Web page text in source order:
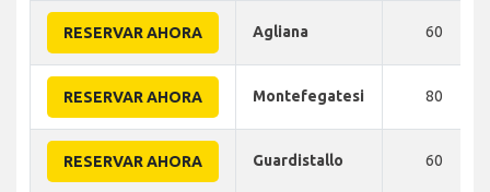
RESERVAR AHORA Agliana 60
RESERVAR AHORA Montefegatesi 80
RESERVAR AHORA Guardistallo 60